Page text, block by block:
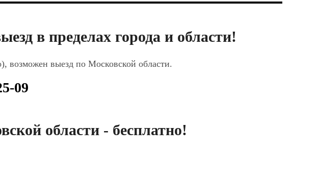
в пределах города и области!
возможен выезд по Московской области.
09
области - бесплатно!